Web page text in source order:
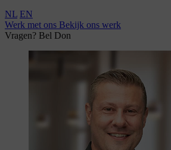
NL EN
Werk met ons Bekijk ons werk
Vragen? Bel Don